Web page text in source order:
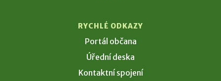
RYCHLÉ ODKAZY
Portál občana
Úřední deska
Kontaktní spojení